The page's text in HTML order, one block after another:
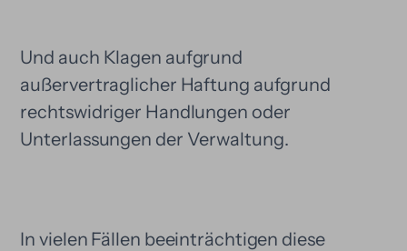
Und auch Klagen aufgrund
außervertraglicher Haftung aufgrund
rechtswidriger Handlungen oder
Unterlassungen der Verwaltung.
In vielen Fällen beeinträchtigen diese